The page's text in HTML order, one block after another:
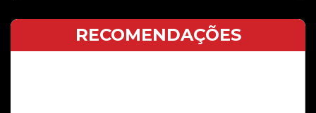
A415F)
RECOMENDAÇÕES